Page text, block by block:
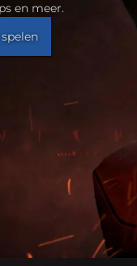
en meer.